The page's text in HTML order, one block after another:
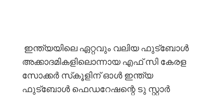
ഇന്ത്യയിലെ ഏറ്റവും വലിയ ഫുട്ബോൾ
അക്കാദമികളിലൊന്നായ എഫ് സി കേരള
സോക്കർ സ്‌കൂളിന് ഓൾ ഇന്ത്യ
ഫുട്ബോൾ ഫെഡറേഷന്റെ ടു സ്റ്റാർ